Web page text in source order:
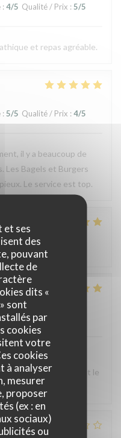
et ses
des
pouvant
de
dits «
sont
par
cookies
votre
cookies
à analyser
mesurer
proposer
(ex : en
sociaux)
ou
: 4/5 Qualité / Prix : 5/5
et repas agréable.
: 5/5 Qualité / Prix : 4/5
il y a beaucoup de
Les Bagels et Burgers
Le service est top.
: /5 Qualité / Prix
:5/5 Qualité / Prix
un brunch entre
le menu est copieux et le